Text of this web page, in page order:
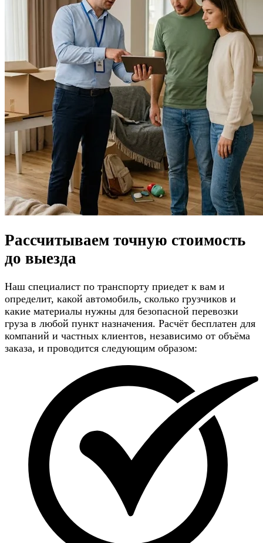
Рассчитываем точную стоимость
до выезда
Наш специалист по транспорту приедет к вам и
определит, какой автомобиль, сколько грузчиков и
какие материалы нужны для безопасной перевозки
груза в любой пункт назначения. Расчёт бесплатен для
компаний и частных клиентов, независимо от объёма
заказа, и проводится следующим образом: